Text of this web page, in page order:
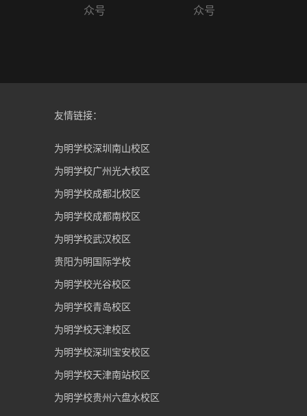
众号
众号
友情链接：
为明学校深圳南山校区
为明学校广州光大校区
为明学校成都北校区
为明学校成都南校区
为明学校武汉校区
贵阳为明国际学校
为明学校光谷校区
为明学校青岛校区
为明学校天津校区
为明学校深圳宝安校区
为明学校天津南站校区
为明学校贵州六盘水校区